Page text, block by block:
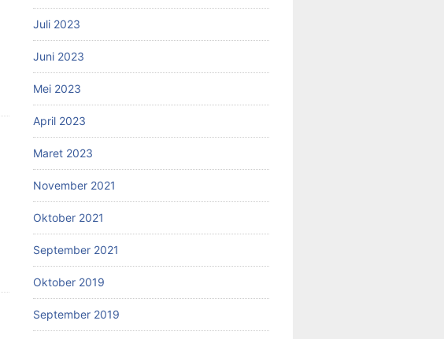
Juli 2023
Juni 2023
Mei 2023
April 2023
Maret 2023
November 2021
Oktober 2021
September 2021
Oktober 2019
September 2019